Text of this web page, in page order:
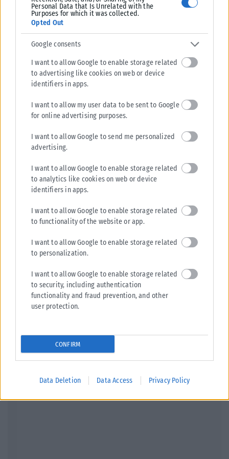
Personal Data that Is Unrelated with the
Purposes for which it was collected.
Opted Out
Google consents
I want to allow Google to enable storage related
to advertising like cookies on web or device
identifiers in apps.
I want to allow my user data to be sent to Google
for online advertising purposes.
I want to allow Google to send me personalized
advertising.
I want to allow Google to enable storage related
to analytics like cookies on web or device
identifiers in apps.
I want to allow Google to enable storage related
to functionality of the website or app.
I want to allow Google to enable storage related
to personalization.
I want to allow Google to enable storage related
to security, including authentication
functionality and fraud prevention, and other
user protection.
CONFIRM
Data Deletion Data Access Privacy Policy
Πηγή: skai.gr
ΔΙΕΘΝΉ
Τραμ συγκρούστηκαν στη Γερμανία: Πάνω από 25 τραυματίες,
οι 3 σοβαρά
Συναγερμός έχει σημάνει στη Γερμανία μετά από σοβαρό τροχαίο που